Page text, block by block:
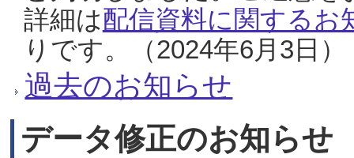
詳細は配信資料に関するお
りです。（2024年6月3日）
過去のお知らせ
データ修正のお知らせ